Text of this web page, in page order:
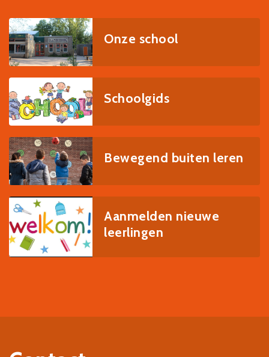
Onze school
Schoolgids
Bewegend buiten leren
Aanmelden nieuwe
leerlingen